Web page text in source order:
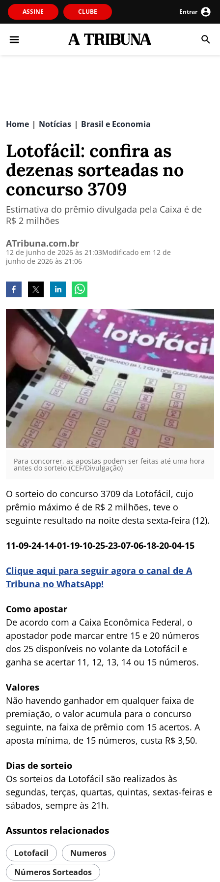
ASSINE CLUBE Entrar
Home | Notícias | Brasil e Economia
Lotofácil: confira as
dezenas sorteadas no
concurso 3709
Estimativa do prêmio divulgada pela Caixa é de
R$ 2 milhões
ATribuna.com.br
12 de junho de 2026 às 21:03Modificado em 12 de
junho de 2026 às 21:06
Para concorrer, as apostas podem ser feitas até uma hora
antes do sorteio (CEF/Divulgação)
O sorteio do concurso 3709 da Lotofácil, cujo
prêmio máximo é de R$ 2 milhões, teve o
seguinte resultado na noite desta sexta-feira (12).
11-09-24-14-01-19-10-25-23-07-06-18-20-04-15
Clique aqui para seguir agora o canal de A
Tribuna no WhatsApp!
Como apostar
De acordo com a Caixa Econômica Federal, o
apostador pode marcar entre 15 e 20 números
dos 25 disponíveis no volante da Lotofácil e
ganha se acertar 11, 12, 13, 14 ou 15 números.
Valores
Não havendo ganhador em qualquer faixa de
premiação, o valor acumula para o concurso
seguinte, na faixa de prêmio com 15 acertos. A
aposta mínima, de 15 números, custa R$ 3,50.
Dias de sorteio
Os sorteios da Lotofácil são realizados às
segundas, terças, quartas, quintas, sextas-feiras e
sábados, sempre às 21h.
Assuntos relacionados
Lotofacil
Numeros
Números Sorteados